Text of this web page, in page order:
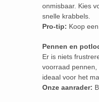
onmisbaar. Kies
snelle krabbels.
Pro-tip: Koop
Pennen en
Er is niets
voorraad
ideaal voor het
Onze aanrader: